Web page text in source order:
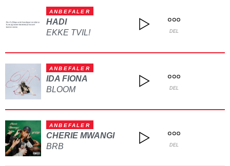
ANBEFALER
HADI
EKKE TVIL!
DEL
ANBEFALER
IDA FIONA
BLOOM
DEL
ANBEFALER
CHERIE MWANGI
BRB
DEL